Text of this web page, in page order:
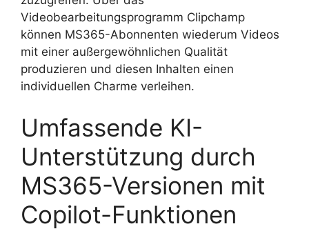
Videobearbeitungsprogramm Clipchamp
können MS365-Abonnenten wiederum Videos
mit einer außergewöhnlichen Qualität
produzieren und diesen Inhalten einen
individuellen Charme verleihen.
Umfassende KI-
Unterstützung durch
MS365-Versionen mit
Copilot-Funktionen